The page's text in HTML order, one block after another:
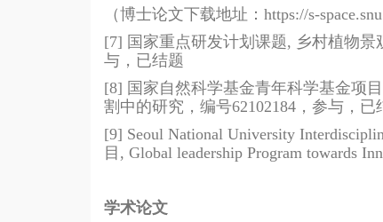
（博士论文下载地址： https://s-
[7] 国家重点研发计划课题, 乡村植物景
与，已结题
[8] 国家自然科学基金青年科学基金项
割中的研究，编号62102184 ，参与，已
[9] Seoul National University
目 , Global leadership Program towards
学术论文